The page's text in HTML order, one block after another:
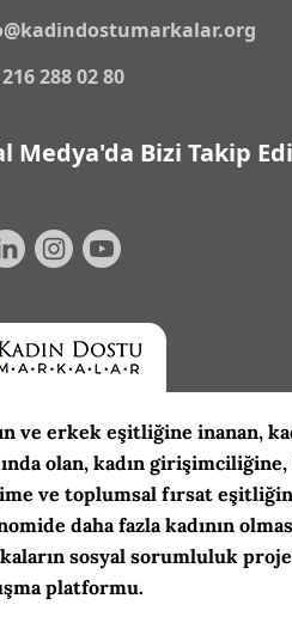
288 02 80
Medya'da Bizi Takip
ve erkek eşitliğine inanan,
olan, kadın girişimciliğine,
ve toplumsal fırsat
daha fazla kadının
sosyal sorumluluk
platformu.